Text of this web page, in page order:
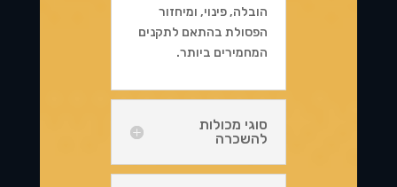
הובלה, פינוי, ומיחזור
הפסולת בהתאם לתקנים
המחמירים ביותר.
סוגי מכולות
להשכרה